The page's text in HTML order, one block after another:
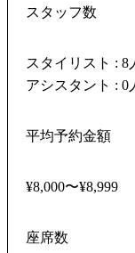
スタッフ数
スタイリスト : 8
アシスタント : 0
平均予約金額
¥8,000〜¥8,999
座席数